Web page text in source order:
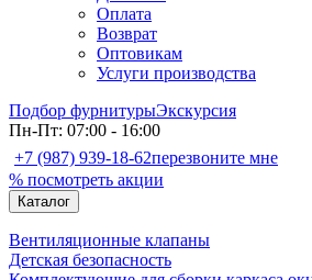
Оплата
Возврат
Оптовикам
Услуги производства
Подбор фурнитурыЭкскурсия
Пн-Пт: 07:00 - 16:00
+7 (987) 939-18-62перезвоните мне
% посмотреть акции
Каталог
Вентиляционные клапаны
Детская безопасность